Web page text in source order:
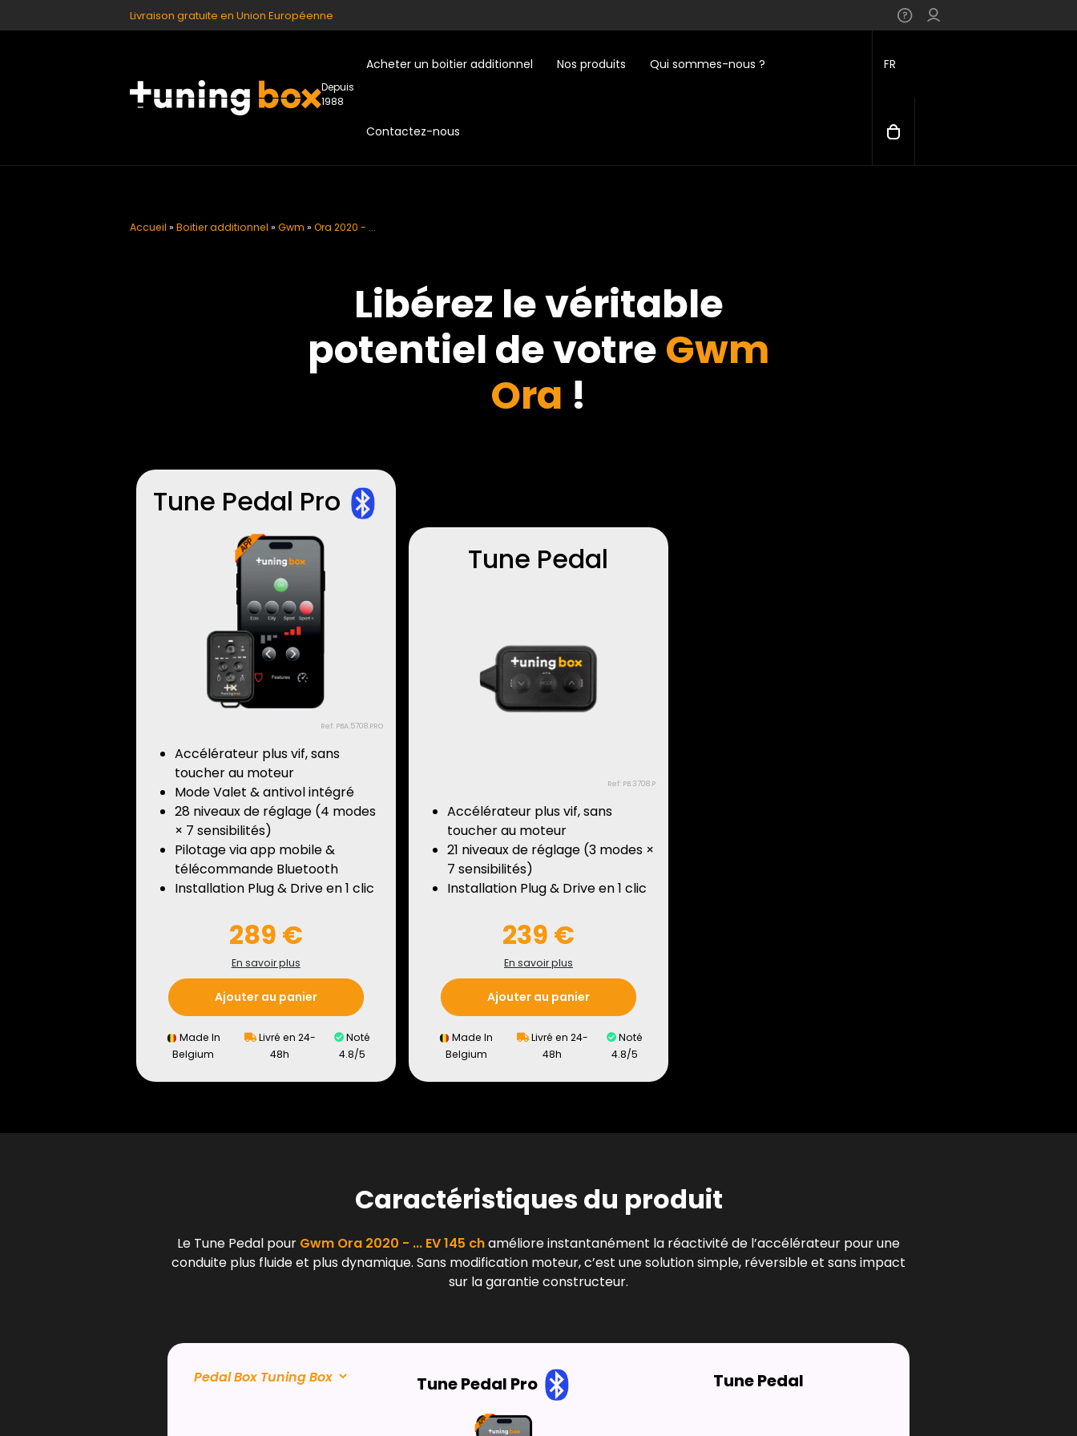
Livraison gratuite en Union Européenne
Depuis
1988
Acheter un boitier additionnel Nos produits Qui sommes-nous ?
Contactez-nous
FR
Accueil » Boitier additionnel » Gwm » Ora 2020 - ...
Libérez le véritable
potentiel de votreGwm
Ora !
Tune Pedal Pro
Ref: PBA.5708.PRO
Accélérateur plus vif, sans
toucher au moteur
Mode Valet & antivol intégré
28 niveaux de réglage (4 modes
× 7 sensibilités)
Pilotage via app mobile &
télécommande Bluetooth
Installation Plug & Drive en 1 clic
289 €
En savoir plus
Ajouter au panier
Made In
Belgium
Livré en 24-
48h
Noté
4.8/5
Tune Pedal
Ref: PB.3708.P
Accélérateur plus vif, sans
toucher au moteur
21 niveaux de réglage (3 modes ×
7 sensibilités)
Installation Plug & Drive en 1 clic
239 €
En savoir plus
Ajouter au panier
Made In
Belgium
Livré en 24-
48h
Noté
4.8/5
Caractéristiques du produit
Le Tune Pedal pour Gwm Ora 2020 - ... EV 145 chaméliore instantanément la réactivité de l’accélérateur pour une
conduite plus fluide et plus dynamique. Sans modification moteur, c’est une solution simple, réversible et sans impact
sur la garantie constructeur.
Tune Pedal Pro Tune Pedal